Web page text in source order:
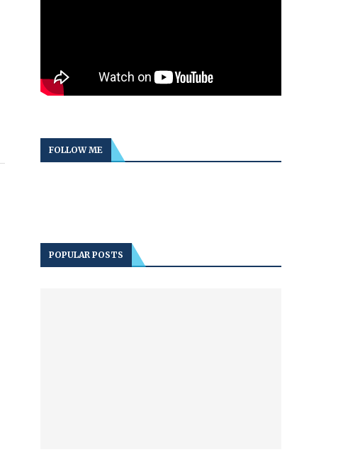
FOLLOW ME
POPULAR POSTS